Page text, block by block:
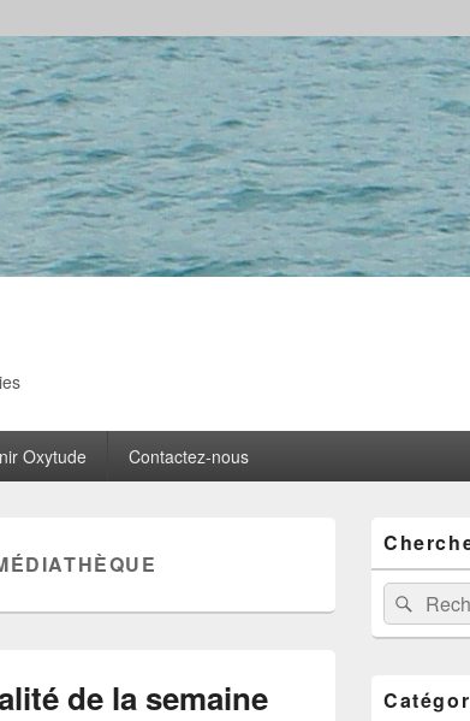
Oxytude Contactez-nous
de la semaine
principale
de
widget
pour
la
Recherche :